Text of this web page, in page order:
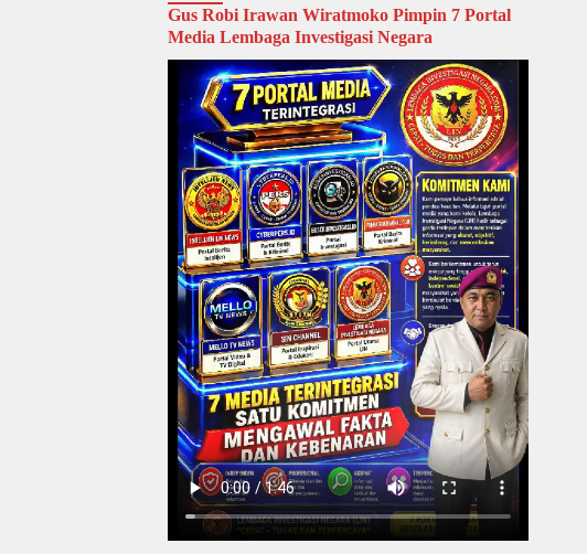
Gus Robi Irawan Wiratmoko Pimpin 7 Portal
Media Lembaga Investigasi Negara